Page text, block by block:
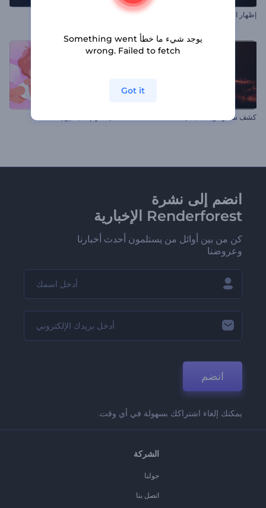
إظهار الشعار الأنيق افتتاحية سينمائية مظلمة
كشف شعار موجات جسيمات
انضم إلى نشرة
Renderforest الإخبارية
كن من بين أوائل من يستلمون أحدث أخبارنا
وعروضنا
انضم
يمكنك إلغاء اشتراكك بسهولة في أي وقت.
الشركة
حولنا
اتصل بنا
يوجد شيء ما خطأ Something went
wrong. Failed to fetch
Got it